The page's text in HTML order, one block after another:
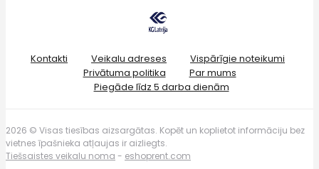
Kontakti Veikalu adreses
Vispārīgie noteikumi
Privātuma politika
Par mums
Piegāde līdz 5 darba dienām
2026 © Visas tiesības aizsargātas. Kopēt un koplietot informāciju bez
vietnes īpašnieka atļaujas ir aizliegts.
Tiešsaistes veikalu noma - eshoprent.com